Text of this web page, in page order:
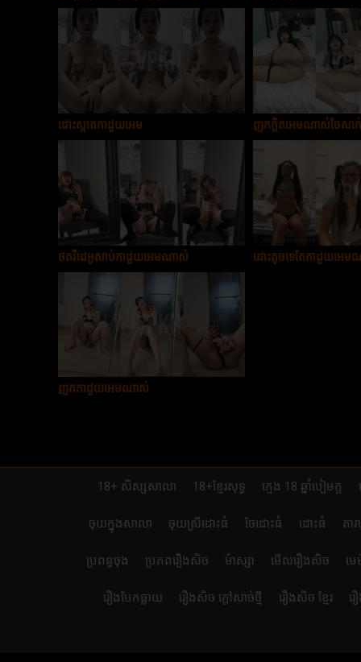
ដោះស្អាតកាដួយអេម ញុកក្ដិតអេមណាស់ចែសាក់
ថតវីដេអូសាប់កាដួយអេមណាស់ ដោះតូចទេតែកាដួយអេ
ញុកកាដួយអេមណាស់
18+ សិស្សសាលា 18+ខ្មែរសុទ្ធ ក្មេង 18 ឆ្នាំបៀមក្ដ
ចុយក្នុងសាលា ចុយស្រីដោះធំ ចែដោះធំ ដោះធំ តា
ប្រពន្ធចុង ប្រភពរឿងសិច ម៉ាស្សា មើលរឿងសិច ម
រឿងបែកធ្លាយ រឿងសិច ក្តៅសាច់ថ្មី រឿងសិច ខ្មែរ រ